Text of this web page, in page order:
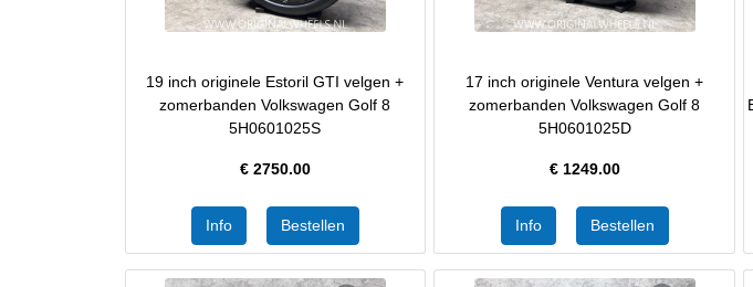
19 inch originele Estoril GTI velgen +
zomerbanden Volkswagen Golf 8
5H0601025S
€ 2750.00
17 inch originele Ventura velgen +
zomerbanden Volkswagen Golf 8
5H0601025D
€ 1249.00